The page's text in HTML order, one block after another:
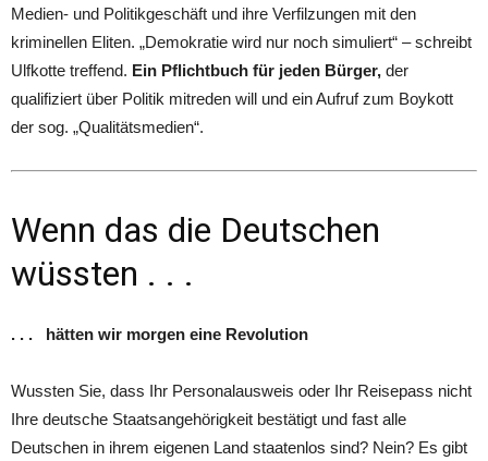
Medien- und Politikgeschäft und ihre Verfilzungen mit den
kriminellen Eliten. „Demokratie wird nur noch simuliert“ – schreibt
Ulfkotte treffend. Ein Pflichtbuch für jeden Bürger, der
qualifiziert über Politik mitreden will und ein Aufruf zum Boykott
der sog. „Qualitätsmedien“.
Wenn das die Deutschen
wüssten . . .
. . . hätten wir morgen eine Revolution
Wussten Sie, dass Ihr Personalausweis oder Ihr Reisepass nicht
Ihre deutsche Staatsangehörigkeit bestätigt und fast alle
Deutschen in ihrem eigenen Land staatenlos sind? Nein? Es gibt